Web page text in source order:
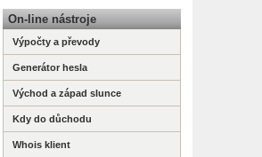
On-line nástroje
Výpočty a převody
Generátor hesla
Východ a západ slunce
Kdy do důchodu
Whois klient